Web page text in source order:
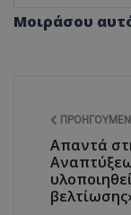
Μοιράσου
Απαντά